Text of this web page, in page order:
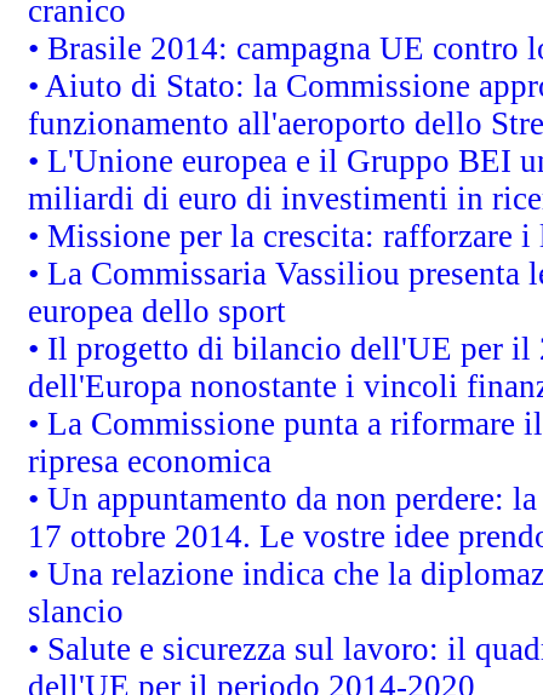
cranico
• Brasile 2014: campagna UE contro
• Aiuto di Stato: la Commissione
funzionamento all'aeroporto dello
• L'Unione europea e il Gruppo BEI
miliardi di euro di investimenti in
• Missione per la crescita: rafforzare
• La Commissaria Vassiliou
europea dello sport
• Il progetto di bilancio dell'UE per il
dell'Europa nonostante i vincoli
• La Commissione punta a riformare
ripresa economica
• Un appuntamento da non perdere:
17 ottobre 2014. Le vostre idee
• Una relazione indica che la
slancio
• Salute e sicurezza sul lavoro: il
dell'UE per il periodo 2014-2020